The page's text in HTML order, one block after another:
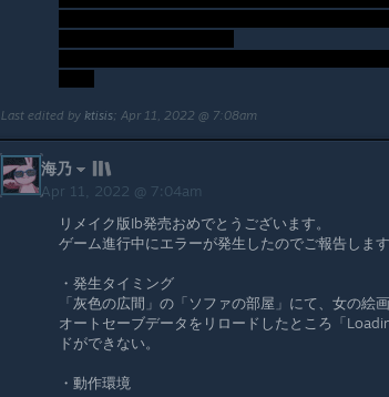
Last edited by ktisis; Apr 11, 2022 @ 7:08am
海乃
Apr 11, 2022 @ 7:04am
リメイク版Ib発売おめでとうございます。
ゲーム進行中にエラーが発生したのでご報告します
・発生タイミング
「灰色の広間」の「ソファの部屋」にて、女の絵
オートセーブデータをリロードしたところ「
ドができない。
・動作環境